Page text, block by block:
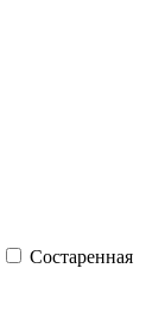
Состаренная